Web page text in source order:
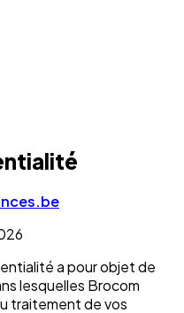
a pour objet de
lesquelles Brocom
traitement de vos